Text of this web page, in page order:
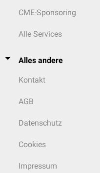
CME-Sponsoring
Alle Services
Alles andere
Kontakt
AGB
Datenschutz
Cookies
Impressum